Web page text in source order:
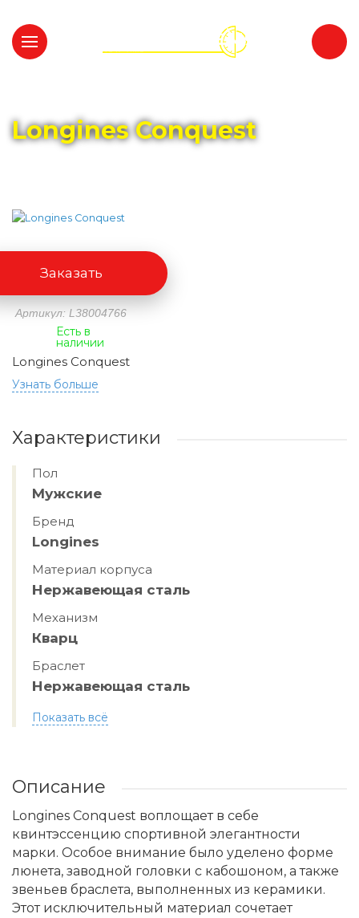
Longines Conquest
Артикул: L38004766
Есть в
наличии
Longines Conquest
Узнать больше
Заказать
Характеристики
Пол
Мужские
Бренд
Longines
Материал корпуса
Нержавеющая сталь
Механизм
Кварц
Браслет
Нержавеющая сталь
Показать всё
Описание
Longines Conquest воплощает в себе
квинтэссенцию спортивной элегантности
марки. Особое внимание было уделено форме
люнета, заводной головки с кабошоном, а также
звеньев браслета, выполненных из керамики.
Этот исключительный материал сочетает